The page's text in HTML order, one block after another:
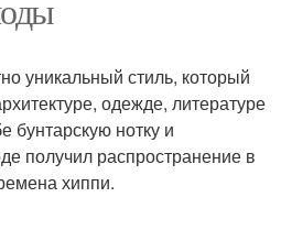
уникальный стиль, который
одежде, литературе
бунтарскую нотку и
получил распространение в
хиппи.